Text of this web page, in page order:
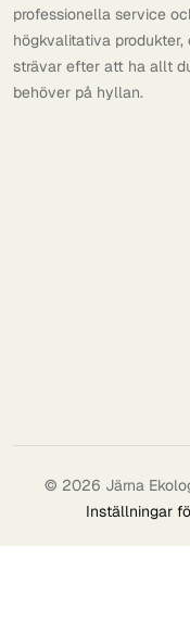
professionella service
högkvalitativa produkter,
strävar efter att ha allt
behöver på hyllan.
© 2026 Järna
Inställningar